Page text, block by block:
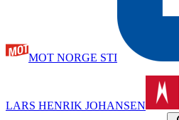
MOT NORGE STI
LARS HENRIK JOHANSEN